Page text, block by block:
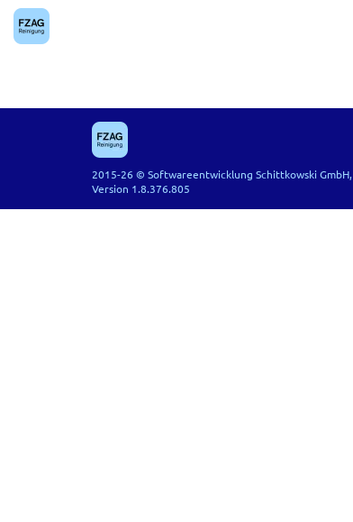
Zum Hauptinhalt springen
2015-26 © Softwareentwicklung Schittkowski GmbH,
Version 1.8.376.805